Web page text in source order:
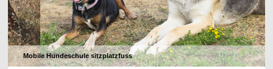
Mobile Hundeschule sitzplatzfuss